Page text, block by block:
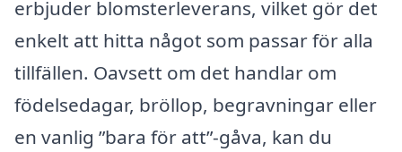
erbjuder blomsterleverans, vilket gör det
enkelt att hitta något som passar för alla
tillfällen. Oavsett om det handlar om
födelsedagar, bröllop, begravningar eller
en vanlig ”bara för att”-gåva, kan du